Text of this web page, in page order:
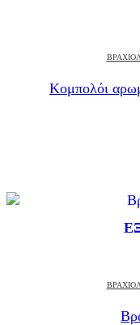
Κομπολόι